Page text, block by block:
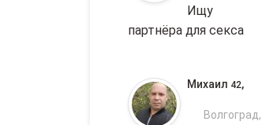
Ищу
партнёра для секса
Михаил 42,
Волгоград,